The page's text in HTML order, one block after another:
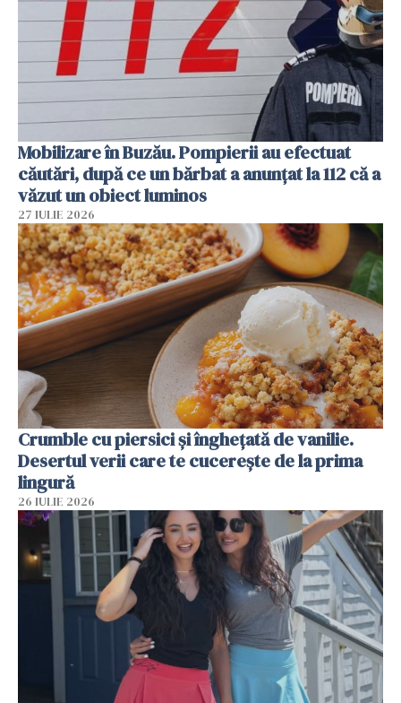
Mobilizare în Buzău. Pompierii au efectuat
căutări, după ce un bărbat a anunțat la 112 că a
văzut un obiect luminos
27 IULIE 2026
Crumble cu piersici și înghețată de vanilie.
Desertul verii care te cucerește de la prima
lingură
26 IULIE 2026